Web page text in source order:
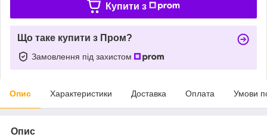
Купити з
Що таке купити з Пром?
Замовлення під захистом
Опис Характеристики Доставка Оплата Умови
Опис